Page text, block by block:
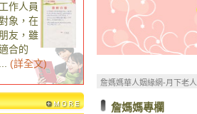
作人員
象，在
友，雖
合的
(詳全文)
詹媽媽華人姻緣網-月下老
詹媽媽專欄